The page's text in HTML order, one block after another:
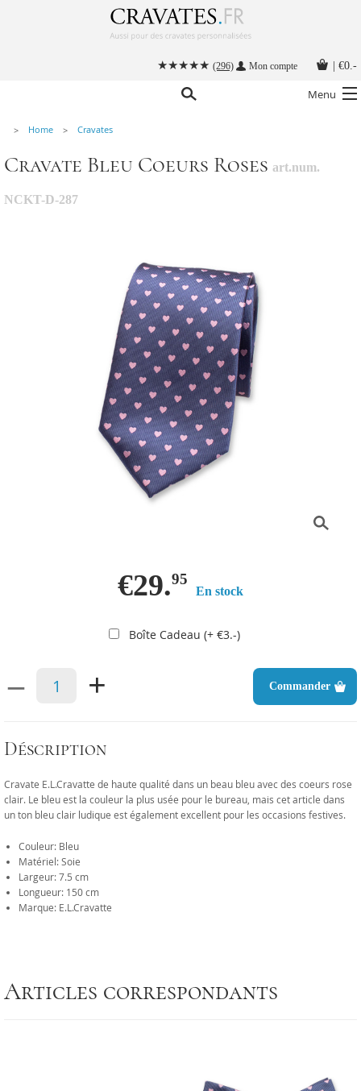
(296) Mon compte €0.-
Menu
Nos accessoires hommes
Cravate personnalisée
Home Cravates
Cravate Bleu Coeurs Roses art.num.
NCKT-D-287
€29.95
En stock
Boîte Cadeau (+ €3.-)
– + Commander
Déscription
Cravate E.L.Cravatte de haute qualité dans un beau bleu avec des coeurs rose
clair. Le bleu est la couleur la plus usée pour le bureau, mais cet article dans
un ton bleu clair ludique est également excellent pour les occasions festives.
Couleur: Bleu
Matériel: Soie
Largeur: 7.5 cm
Longueur: 150 cm
Marque: E.L.Cravatte
Articles correspondants